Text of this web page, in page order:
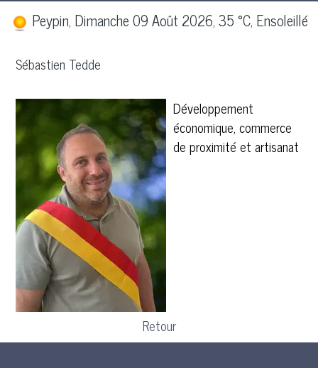
Peypin, Dimanche 09 Août 2026, 35 °C, Ensoleillé
Sébastien Tedde
Développement
économique, commerce
de proximité et artisanat
Retour